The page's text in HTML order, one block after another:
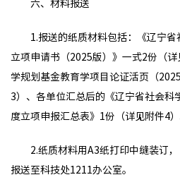
六、材料报送
1.报送的纸质材料包括：《辽宁省
立项申请书（2025版）》一式2份（
学规划基金教育学项目论证活页（
3）、各单位汇总后的《辽宁省社会科
度立项申报汇总表》1份（详见附件4）
2.纸质材料用A3纸打印中缝装订
报送至科技处1211办公室。